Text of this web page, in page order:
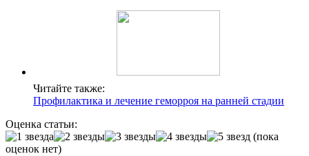
Читайте также:
Профилактика и лечение геморроя на ранней стадии
Оценка статьи:
(пока
оценок нет)